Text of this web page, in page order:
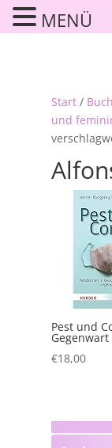
Start/
und
Pest und
€18,00
MENÜ